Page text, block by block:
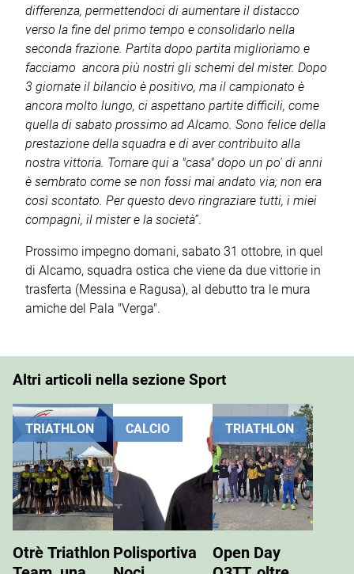
differenza, permettendoci di aumentare il distacco
verso la fine del primo tempo e consolidarlo nella
seconda frazione. Partita dopo partita miglioriamo e
facciamo ancora più nostri gli schemi del mister. Dopo
3 giornate il bilancio è positivo, ma il campionato è
ancora molto lungo, ci aspettano partite difficili, come
quella di sabato prossimo ad Alcamo. Sono felice della
prestazione della squadra e di aver contribuito alla
nostra vittoria. Tornare qui a "casa" dopo un po' di anni
è sembrato come se non fossi mai andato via; non era
così scontato. Per questo devo ringraziare tutti, i miei
compagni, il mister e la società”.
Prossimo impegno domani, sabato 31 ottobre, in quel
di Alcamo, squadra ostica che viene da due vittorie in
trasferta (Messina e Ragusa), al debutto tra le mura
amiche del Pala "Verga".
Altri articoli nella sezione Sport
TRIATHLON
Otrè Triathlon
CALCIO
Polisportiva
TRIATHLON
Open Day